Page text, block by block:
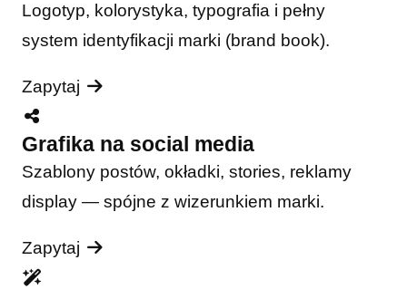
Logotyp, kolorystyka, typografia i pełny
system identyfikacji marki (brand book).
Zapytaj
Grafika na social media
Szablony postów, okładki, stories, reklamy
display — spójne z wizerunkiem marki.
Zapytaj